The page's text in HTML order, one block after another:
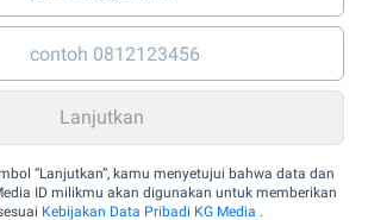
“Lanjutkan”, kamu menyetujui bahwa data dan
ID milikmu akan digunakan untuk memberikan
Kebijakan Data Pribadi KG Media .